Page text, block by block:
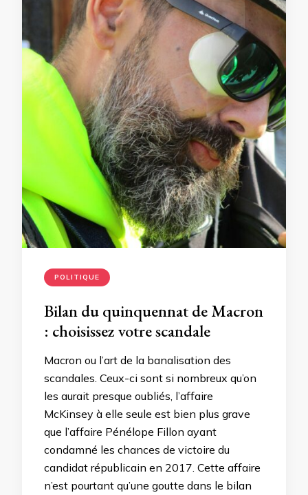
POLITIQUE
Bilan du quinquennat de Macron
: choisissez votre scandale
Macron ou l’art de la banalisation des
scandales. Ceux-ci sont si nombreux qu’on
les aurait presque oubliés, l’affaire
McKinsey à elle seule est bien plus grave
que l’affaire Pénélope Fillon ayant
condamné les chances de victoire du
candidat républicain en 2017. Cette affaire
n’est pourtant qu’une goutte dans le bilan